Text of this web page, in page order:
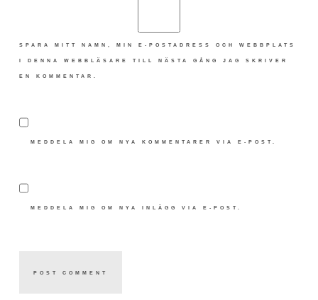
SPARA MITT NAMN, MIN E-POSTADRESS OCH WEBBPLATS
I DENNA WEBBLÄSARE TILL NÄSTA GÅNG JAG SKRIVER
EN KOMMENTAR.
MEDDELA MIG OM NYA KOMMENTARER VIA E-POST.
MEDDELA MIG OM NYA INLÄGG VIA E-POST.